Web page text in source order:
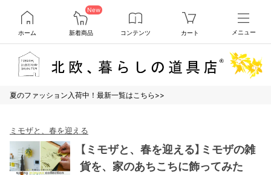
ホーム
New
新着商品 コンテンツ カート メニュー
夏のファッション入荷中！最新一覧はこちら>>
ミモザと、春を迎える
【ミモザと、春を迎える】ミモザの雑
貨を、家のあちこちに飾ってみた